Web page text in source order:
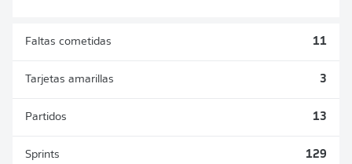
Faltas cometidas 11
Tarjetas amarillas 3
Partidos 13
Sprints 129